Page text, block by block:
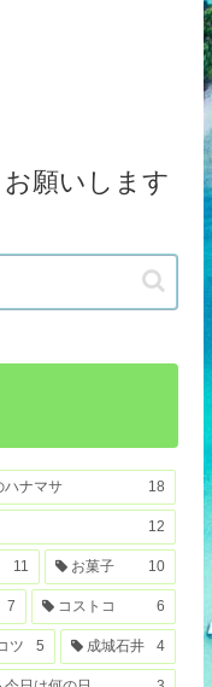
願いします
ナマサ 18
12
11 お菓子 10
7 コストコ 6
ツ 5 成城石井 4